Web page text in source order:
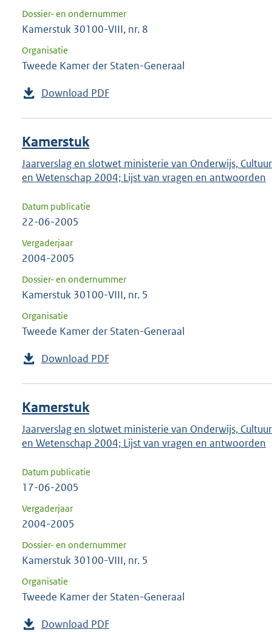
Dossier- en ondernummer
Kamerstuk 30100-VIII, nr. 8
Organisatie
Tweede Kamer der Staten-Generaal
Download PDF
Kamerstuk
Jaarverslag en slotwet ministerie van Onderwijs, Cultuur
en Wetenschap 2004; Lijst van vragen en antwoorden
Datum publicatie
22-06-2005
Vergaderjaar
2004-2005
Dossier- en ondernummer
Kamerstuk 30100-VIII, nr. 5
Organisatie
Tweede Kamer der Staten-Generaal
Download PDF
Kamerstuk
Jaarverslag en slotwet ministerie van Onderwijs, Cultuur
en Wetenschap 2004; Lijst van vragen en antwoorden
Datum publicatie
17-06-2005
Vergaderjaar
2004-2005
Dossier- en ondernummer
Kamerstuk 30100-VIII, nr. 5
Organisatie
Tweede Kamer der Staten-Generaal
Download PDF